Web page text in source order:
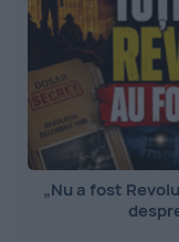
„Nu a fost